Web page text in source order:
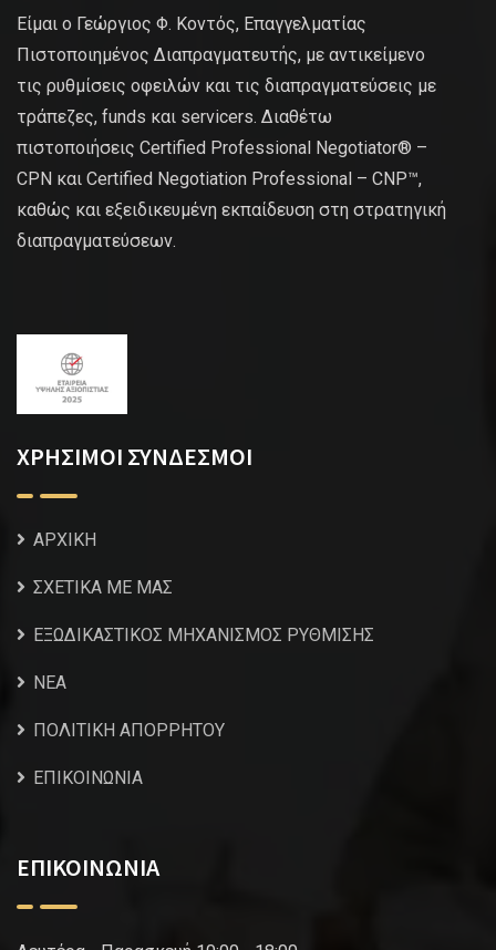
Είμαι ο Γεώργιος Φ. Κοντός, Επαγγελματίας
Πιστοποιημένος Διαπραγματευτής, με αντικείμενο
τις ρυθμίσεις οφειλών και τις διαπραγματεύσεις με
τράπεζες, funds και servicers. Διαθέτω
πιστοποιήσεις Certified Professional Negotiator® –
CPN και Certified Negotiation Professional – CNP™,
καθώς και εξειδικευμένη εκπαίδευση στη στρατηγική
διαπραγματεύσεων.
ΧΡΗΣΙΜΟΙ ΣΥΝΔΕΣΜΟΙ
ΑΡΧΙΚΗ
ΣΧΕΤΙΚΑ ΜΕ ΜΑΣ
ΕΞΩΔΙΚΑΣΤΙΚΟΣ ΜΗΧΑΝΙΣΜΟΣ ΡΥΘΜΙΣΗΣ
NEA
ΠΟΛΙΤΙΚΗ ΑΠΟΡΡΗΤΟΥ
ΕΠΙΚΟΙΝΩΝΙΑ
ΕΠΙΚΟΙΝΩΝΙΑ